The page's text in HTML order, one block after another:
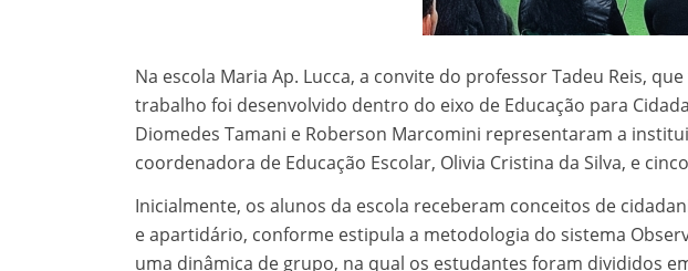
Na escola Maria Ap. Lucca, a convite do professor Tadeu Reis,
trabalho foi desenvolvido dentro do eixo de Educação para
Diomedes Tamani e Roberson Marcomini representaram a
coordenadora de Educação Escolar, Olivia Cristina da Silva, e
Inicialmente, os alunos da escola receberam conceitos de
e apartidário, conforme estipula a metodologia do sistema
uma dinâmica de grupo, na qual os estudantes foram divididos